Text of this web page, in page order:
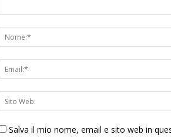
Salva il mio nome, email e sito web in